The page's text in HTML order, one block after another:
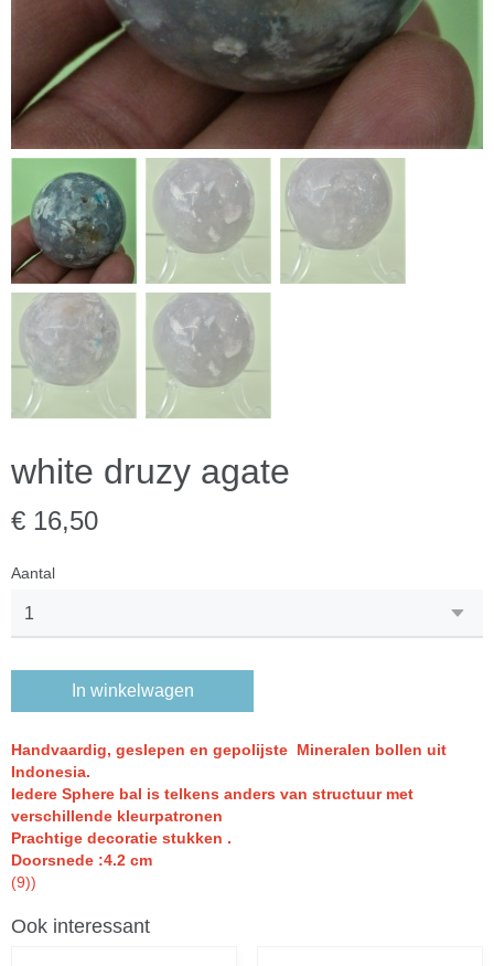
white druzy agate
€ 16,50
Aantal
In winkelwagen
Handvaardig, geslepen en gepolijste Mineralen bollen uit
Indonesia.
Iedere Sphere bal is telkens anders van structuur met
verschillende kleurpatronen
Prachtige decoratie stukken .
Doorsnede :4.2 cm
(9))
Ook interessant